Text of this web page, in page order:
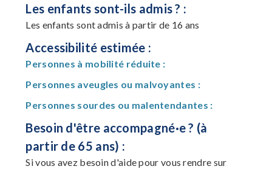
Les enfants sont-ils admis ? :
Les enfants sont admis à partir de 16 ans
Accessibilité estimée :
Personnes à mobilité réduite :
Personnes aveugles ou malvoyantes :
Personnes sourdes ou malentendantes :
Besoin d'être accompagné·e ? (à
partir de 65 ans) :
Si vous avez besoin d'aide pour vous rendre sur